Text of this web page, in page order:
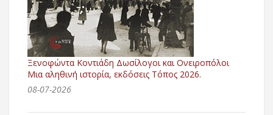
Ξενοφώντα Κοντιάδη Δωσίλογοι και Ονειροπόλοι
Μια αληθινή ιστορία, εκδόσεις Τόπος 2026.
08-07-2026